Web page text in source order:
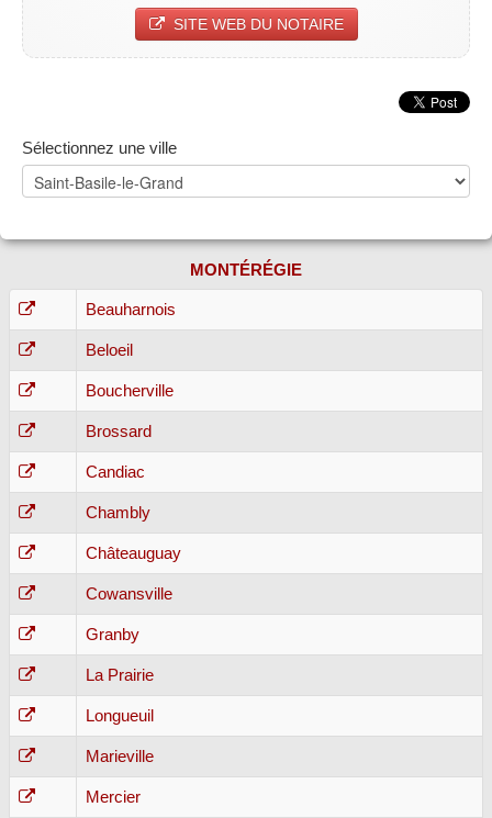
SITE WEB DU NOTAIRE
Sélectionnez une ville
MONTÉRÉGIE
Beauharnois
Beloeil
Boucherville
Brossard
Candiac
Chambly
Châteauguay
Cowansville
Granby
La Prairie
Longueuil
Marieville
Mercier